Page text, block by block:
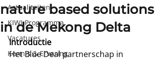
Actualiteiten
KIWI Programma
Vacatures
Kennis & Ervaring
nature based solutions
in de Mekong Delta
Introductie
Het Blue Deal partnerschap in